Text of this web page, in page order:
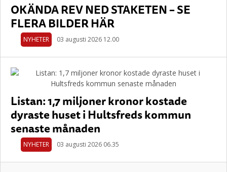
OKÄNDA REV NED STAKETEN – SE
FLERA BILDER HÄR
NYHETER 03 augusti 2026 12.00
Listan: 1,7 miljoner kronor kostade
dyraste huset i Hultsfreds kommun
senaste månaden
NYHETER 03 augusti 2026 06.35